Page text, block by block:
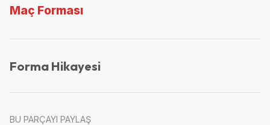
Maç Forması
Forma Hikayesi
BU PARÇAYI PAYLAŞ